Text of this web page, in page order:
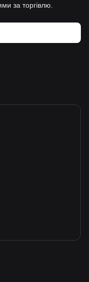
за торгівлю.